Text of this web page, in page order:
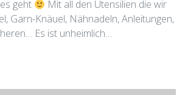
geht
Mit all den Utensilien die wir
Garn-Knäuel, Nähnadeln, Anleitungen,
Es ist unheimlich…